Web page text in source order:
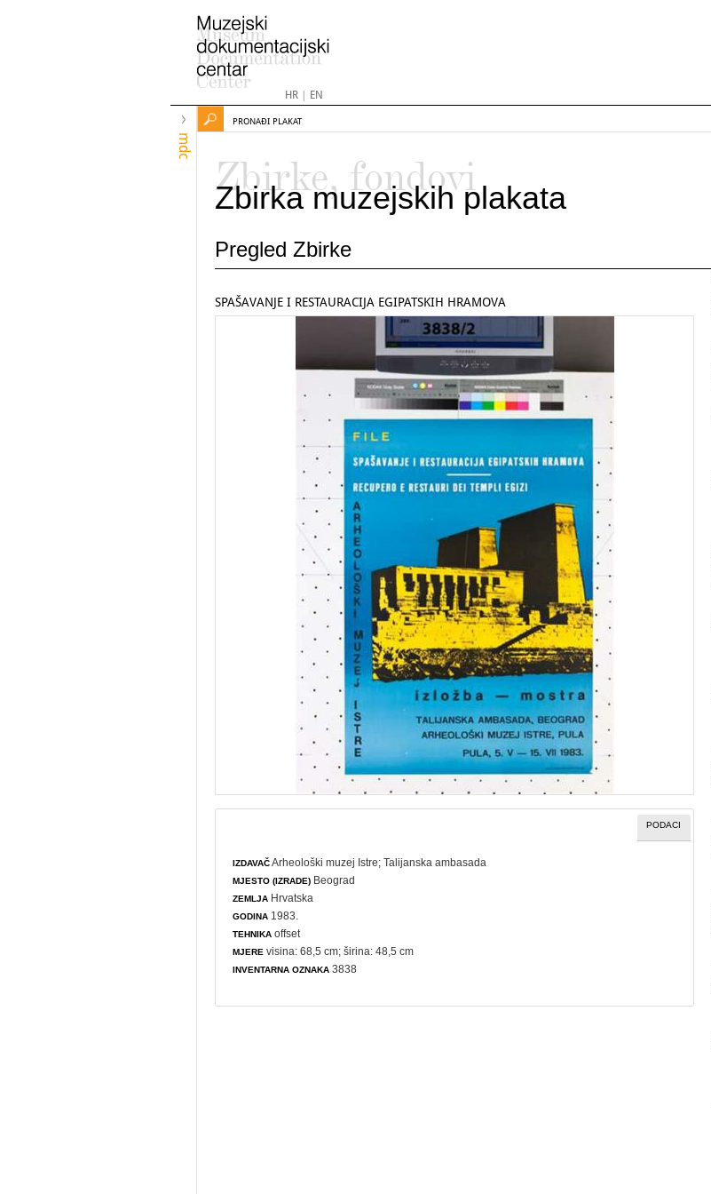
HR| EN
mdc
PRONAĐI PLAKAT
Zbirke, fondovi
Zbirka muzejskih plakata
Pregled Zbirke
SPAŠAVANJE I RESTAURACIJA EGIPATSKIH HRAMOVA
PODACI
IZDAVAČArheološki muzej Istre;Talijanska ambasada
MJESTO (IZRADE) Beograd
ZEMLJA Hrvatska
GODINA 1983.
TEHNIKA offset
MJERE visina: 68,5 cm; širina: 48,5 cm
INVENTARNA OZNAKA 3838